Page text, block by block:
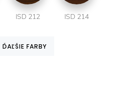
ISD 212 ISD 214
ĎAĽŠIE FARBY